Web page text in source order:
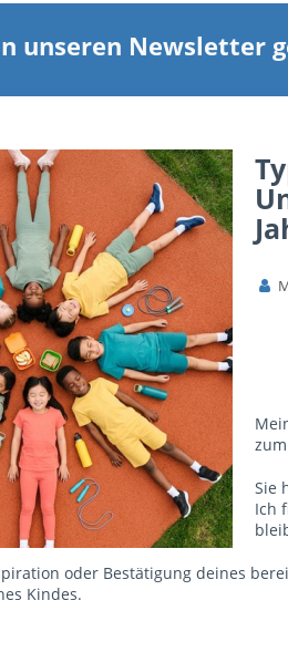
unseren Newsletter
Sie
Ich
oder Bestätigung deines
Kindes.